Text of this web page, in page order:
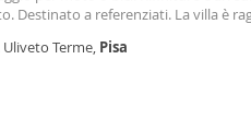
Destinato a referenziati. La villa è
cnr , Aeroporto, Università. Vicina a
Uliveto Terme, Pisa